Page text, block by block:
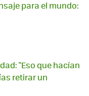
para el mundo:
"Eso que hacían
retirar un